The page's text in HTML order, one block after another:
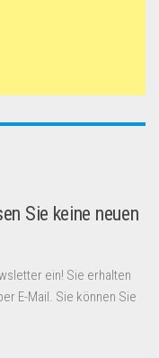
Sie keine neuen
ein! Sie erhalten
E-Mail. Sie können Sie